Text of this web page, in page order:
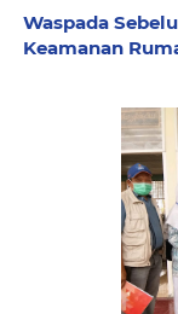
Waspada
Keamanan